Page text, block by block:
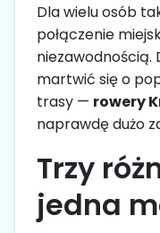
Dla wielu osób
połączenie
niezawodnością.
martwić się o
trasy — rowery
naprawdę dużo
Trzy
jedna